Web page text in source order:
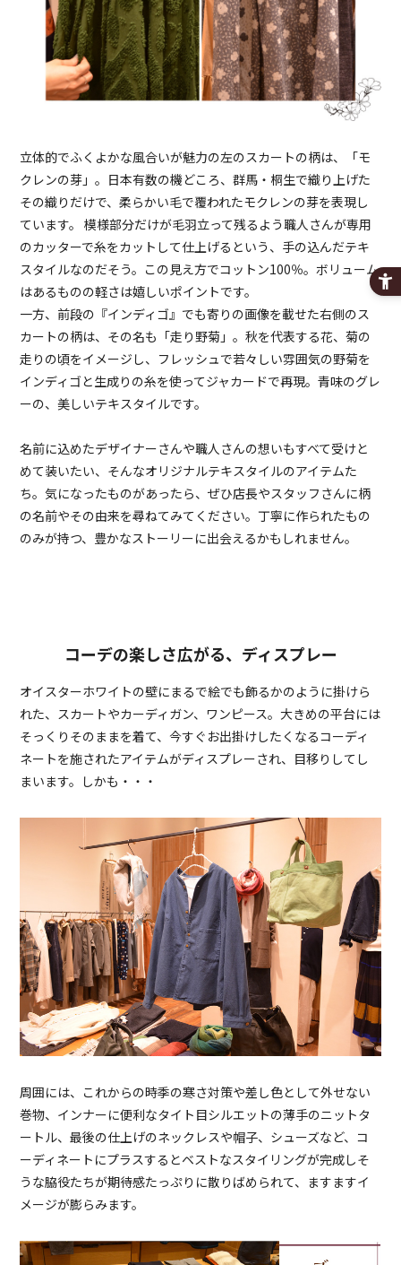
立体的でふくよかな風合いが魅力の左のスカートの柄は、「モ
クレンの芽」。日本有数の機どころ、群馬・桐生で織り上げた
その織りだけで、柔らかい毛で覆われたモクレンの芽を表現し
ています。 模様部分だけが毛羽立って残るよう職人さんが専用
のカッターで糸をカットして仕上げるという、手の込んだテキ
スタイルなのだそう。この見え方でコットン100％。ボリューム
はあるものの軽さは嬉しいポイントです。
一方、前段の『インディゴ』でも寄りの画像を載せた右側のス
カートの柄は、その名も「走り野菊」。秋を代表する花、菊の
走りの頃をイメージし、フレッシュで若々しい雰囲気の野菊を
インディゴと生成りの糸を使ってジャカードで再現。青味のグレ
ーの、美しいテキスタイルです。
名前に込めたデザイナーさんや職人さんの想いもすべて受けと
めて装いたい、そんなオリジナルテキスタイルのアイテムた
ち。気になったものがあったら、ぜひ店長やスタッフさんに柄
の名前やその由来を尋ねてみてください。丁寧に作られたもの
のみが持つ、豊かなストーリーに出会えるかもしれません。
コーデの楽しさ広がる、ディスプレー
オイスターホワイトの壁にまるで絵でも飾るかのように掛けら
れた、スカートやカーディガン、ワンピース。大きめの平台には
そっくりそのままを着て、今すぐお出掛けしたくなるコーディ
ネートを施されたアイテムがディスプレーされ、目移りしてし
まいます。しかも・・・
周囲には、これからの時季の寒さ対策や差し色として外せない
巻物、インナーに便利なタイト目シルエットの薄手のニットタ
ートル、最後の仕上げのネックレスや帽子、シューズなど、コ
ーディネートにプラスするとベストなスタイリングが完成しそ
うな脇役たちが期待感たっぷりに散りばめられて、ますますイ
メージが膨らみます。